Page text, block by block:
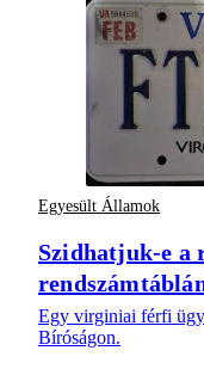
Egyesült Államok
Szidhatjuk-e a
Egy virginiai férfi
Bíróságon.